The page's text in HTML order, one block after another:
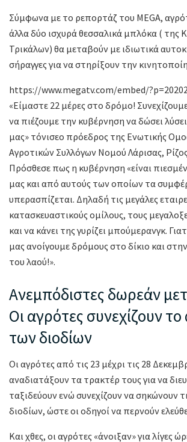
Σύμφωνα με το ρεπορτάζ του MEGA,
άλλα δύο ισχυρά θεσσαλικά μπλόκα ( της
Τρικάλων) θα μεταβούν με ιδιωτικά
σήραγγες για να στηρίξουν την
https://www.megatv.com/embed/
«Είμαστε 22 μέρες στο δρόμο!
να πιέζουμε την κυβέρνηση να δώσει
μας» τόνισεο πρόεδρος της Ενωτικής
Αγροτικών Συλλόγων Νομού Λάρισας,
Πρόσθεσε πως η κυβέρνηση «είναι
μας και από αυτούς των οποίων τα
υπερασπίζεται. Δηλαδή τις μεγάλες
κατασκευαστικούς ομίλους, τους
και να κάνει της γυρίζει μπούμερανγκ.
μας ανοίγουμε δρόμους στο δίκιο και
του λαού!».
Ανεμπόδιστες δωρεάν
Οι αγρότες συνεχίζουν
των διοδίων
Οι αγρότες από τις 23 μέχρι τις 28
αναδιατάξουν τα τρακτέρ τους για να
ταξιδεύουν ενώ συνεχίζουν να σηκώνουν
διοδίων, ώστε οι οδηγοί να περνούν
Και χθες, οι αγρότες «άνοιξαν» για λίγες